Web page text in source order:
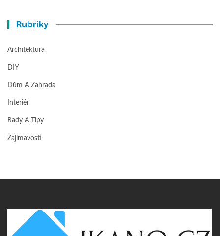
Rubriky
Architektura
DIY
Dům A Zahrada
Interiér
Rady A Tipy
Zajímavosti